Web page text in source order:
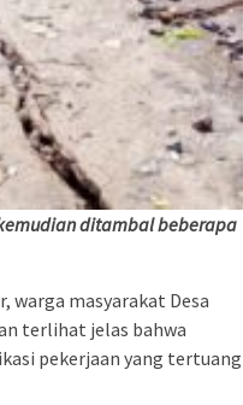
ditambal beberapa
warga masyarakat Desa
terlihat jelas bahwa
pekerjaan yang tertuang